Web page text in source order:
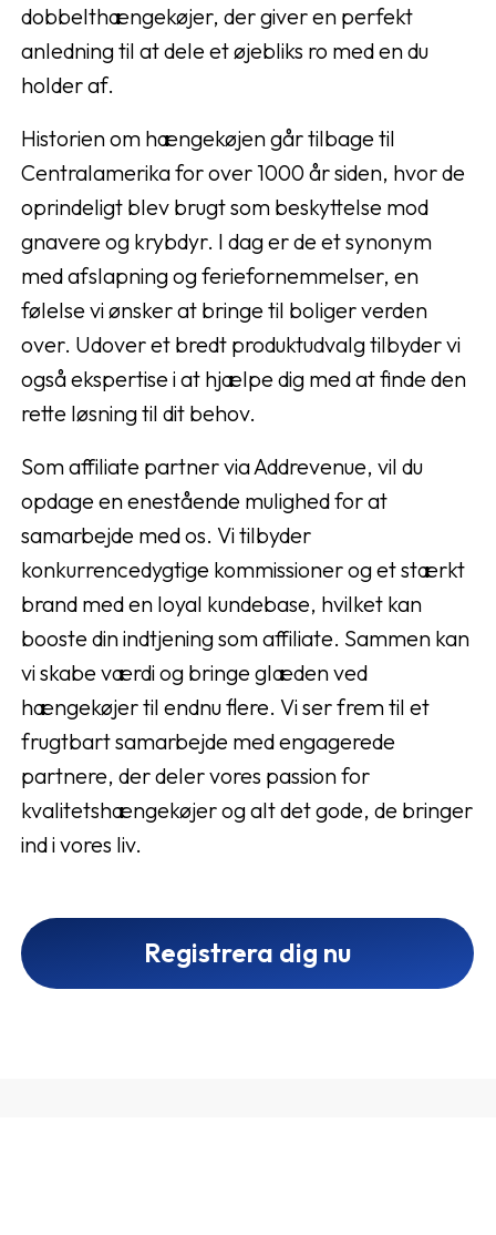
dobbelthængekøjer, der giver en perfekt
anledning til at dele et øjebliks ro med en du
holder af.
Historien om hængekøjen går tilbage til
Centralamerika for over 1000 år siden, hvor de
oprindeligt blev brugt som beskyttelse mod
gnavere og krybdyr. I dag er de et synonym
med afslapning og feriefornemmelser, en
følelse vi ønsker at bringe til boliger verden
over. Udover et bredt produktudvalg tilbyder vi
også ekspertise i at hjælpe dig med at finde den
rette løsning til dit behov.
Som affiliate partner via Addrevenue, vil du
opdage en enestående mulighed for at
samarbejde med os. Vi tilbyder
konkurrencedygtige kommissioner og et stærkt
brand med en loyal kundebase, hvilket kan
booste din indtjening som affiliate. Sammen kan
vi skabe værdi og bringe glæden ved
hængekøjer til endnu flere. Vi ser frem til et
frugtbart samarbejde med engagerede
partnere, der deler vores passion for
kvalitetshængekøjer og alt det gode, de bringer
ind i vores liv.
Registrera dig nu